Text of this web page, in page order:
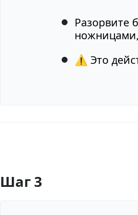
Разорвите
ножницами,
⚠️ Это
Добавить
Шаг 3